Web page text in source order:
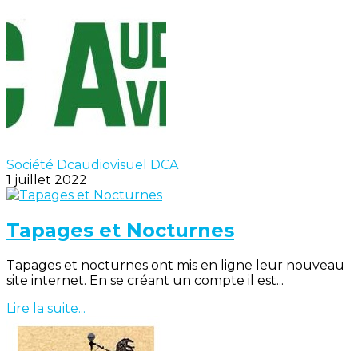
Société Dcaudiovisuel DCA
1 juillet 2022
Tapages et Nocturnes
Tapages et nocturnes ont mis en ligne leur nouveau
site internet. En se créant un compte il est...
Lire la suite...